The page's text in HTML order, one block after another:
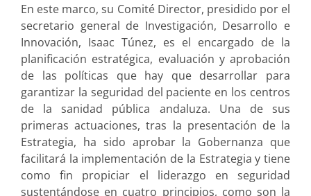
En este marco, su Comité Director, presidido por el
secretario general de Investigación, Desarrollo e
Innovación, Isaac Túnez, es el encargado de la
planificación estratégica, evaluación y aprobación
de las políticas que hay que desarrollar para
garantizar la seguridad del paciente en los centros
de la sanidad pública andaluza. Una de sus
primeras actuaciones, tras la presentación de la
Estrategia, ha sido aprobar la Gobernanza que
facilitará la implementación de la Estrategia y tiene
como fin propiciar el liderazgo en seguridad
sustentándose en cuatro principios, como son la